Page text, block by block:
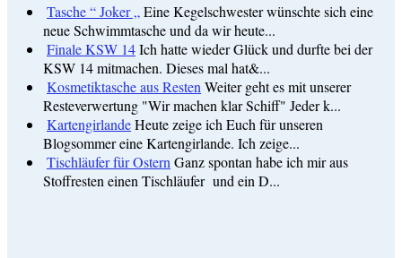
Tasche “ Joker „ Eine Kegelschwester wünschte sich eine
neue Schwimmtasche und da wir heute...
Finale KSW 14Ich hatte wieder Glück und durfte bei der
KSW 14 mitmachen. Dieses mal hat&...
Kosmetiktasche aus Resten Weiter geht es mit unserer
Resteverwertung "Wir machen klar Schiff" Jeder k...
KartengirlandeHeute zeige ich Euch für unseren
Blogsommer eine Kartengirlande. Ich zeige...
Tischläufer für Ostern Ganz spontan habe ich mir aus
Stoffresten einen Tischläufer und ein D...